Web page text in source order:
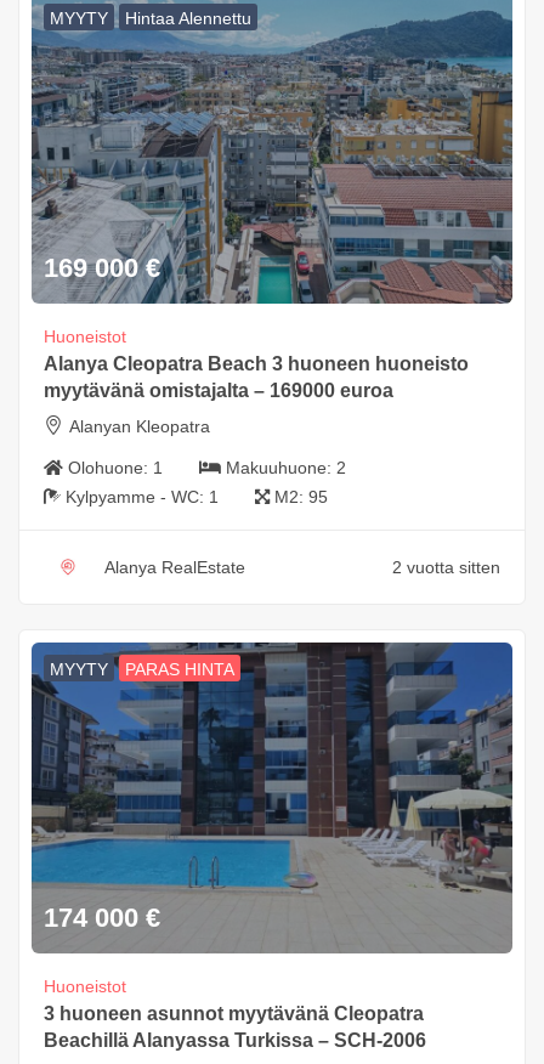
MYYTY Hintaa Alennettu
169 000 €
Huoneistot
Alanya Cleopatra Beach 3 huoneen huoneisto
myytävänä omistajalta – 169000 euroa
Alanyan Kleopatra
Olohuone: 1 Makuuhuone: 2
Kylpyamme - WC: 1 M2: 95
Alanya RealEstate 2 vuotta sitten
MYYTY PARAS HINTA
174 000 €
Huoneistot
3 huoneen asunnot myytävänä Cleopatra
Beachillä Alanyassa Turkissa – SCH-2006